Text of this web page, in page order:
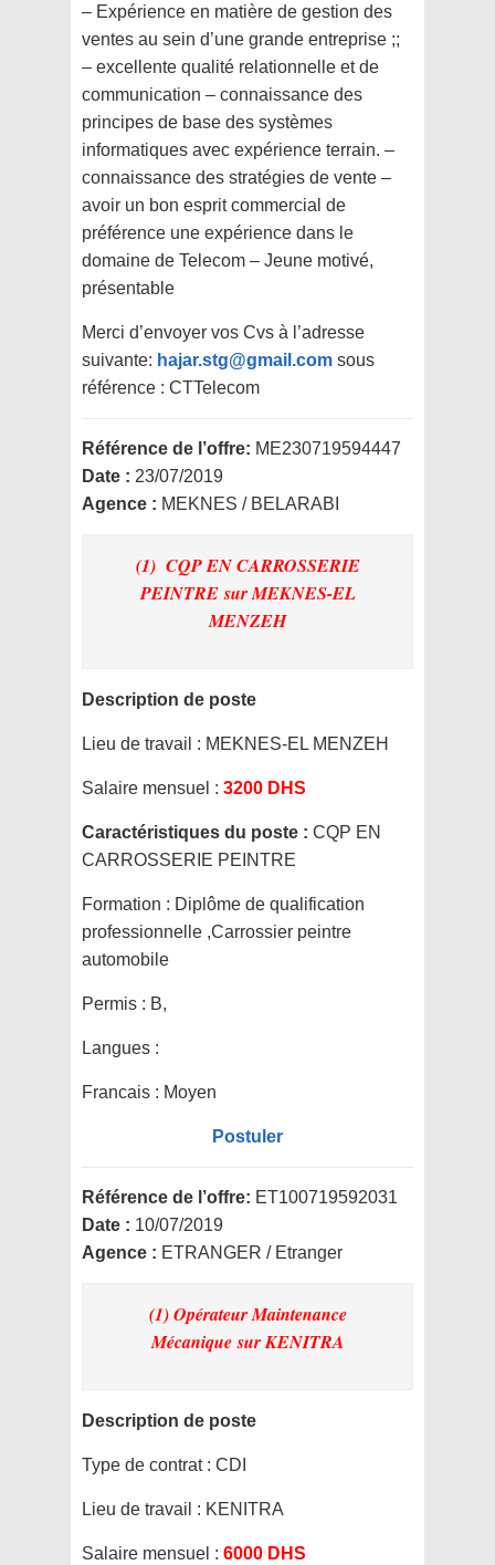
– Expérience en matière de gestion des
ventes au sein d’une grande entreprise ;;
– excellente qualité relationnelle et de
communication – connaissance des
principes de base des systèmes
informatiques avec expérience terrain. –
connaissance des stratégies de vente –
avoir un bon esprit commercial de
préférence une expérience dans le
domaine de Telecom – Jeune motivé,
présentable
Merci d’envoyer vos Cvs à l’adresse
suivante: hajar.stg@gmail.com sous
référence : CTTelecom
Référence de l’offre: ME230719594447
Date : 23/07/2019
Agence : MEKNES / BELARABI
(1) CQP EN CARROSSERIE
PEINTREsur MEKNES-EL
MENZEH
Description de poste
Lieu de travail : MEKNES-EL MENZEH
Salaire mensuel : 3200 DHS
Caractéristiques du poste : CQP EN
CARROSSERIE PEINTRE
Formation : Diplôme de qualification
professionnelle ,Carrossier peintre
automobile
Permis : B,
Langues :
Francais : Moyen
Postuler
Référence de l’offre: ET100719592031
Date : 10/07/2019
Agence : ETRANGER / Etranger
(1) Opérateur Maintenance
Mécaniquesur KENITRA
Description de poste
Type de contrat : CDI
Lieu de travail : KENITRA
Salaire mensuel : 6000 DHS